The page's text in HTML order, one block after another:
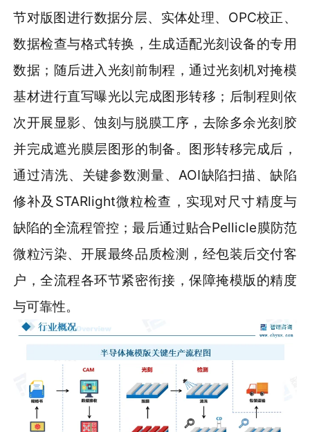
节对版图进行数据分层、实体处理、OPC校正、
数据检查与格式转换，生成适配光刻设备的专用
数据；随后进入光刻前制程，通过光刻机对掩模
基材进行直写曝光以完成图形转移；后制程则依
次开展显影、蚀刻与脱膜工序，去除多余光刻胶
并完成遮光膜层图形的制备。图形转移完成后，
通过清洗、关键参数测量、AOI缺陷扫描、缺陷
修补及STARlight微粒检查，实现对尺寸精度与
缺陷的全流程管控；最后通过贴合Pellicle膜防范
微粒污染、开展最终品质检测，经包装后交付客
户，全流程各环节紧密衔接，保障掩模版的精度
与可靠性。